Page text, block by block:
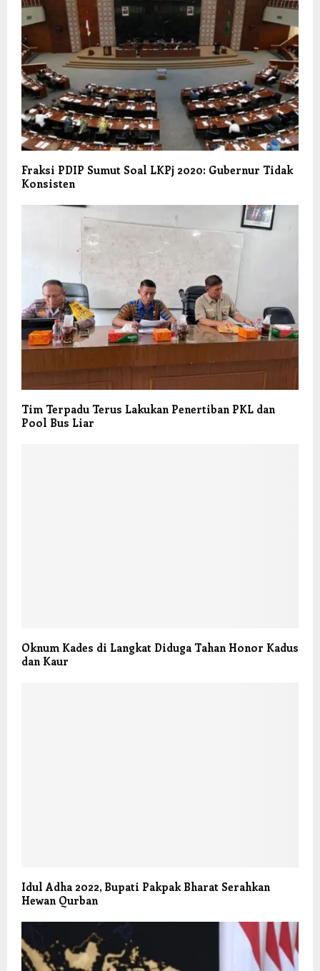
Fraksi PDIP Sumut Soal LKPj 2020: Gubernur Tidak
Konsisten
Tim Terpadu Terus Lakukan Penertiban PKL dan
Pool Bus Liar
Oknum Kades di Langkat Diduga Tahan Honor Kadus
dan Kaur
Idul Adha 2022, Bupati Pakpak Bharat Serahkan
Hewan Qurban